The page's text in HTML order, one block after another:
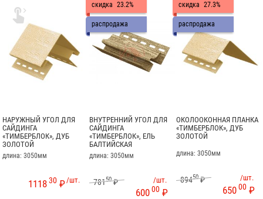
НАРУЖНЫЙ УГОЛ ДЛЯ
САЙДИНГА
«ТИМБЕРБЛОК», ДУБ
ЗОЛОТОЙ
длина: 3050мм
/шт.
111830 ₽
скидка 23.2%
распродажа
ВНУТРЕННИЙ УГОЛ ДЛЯ
САЙДИНГА
«ТИМБЕРБЛОК», ЕЛЬ
БАЛТИЙСКАЯ
длина: 3050мм
78150₽ /шт.
60000 ₽
скидка 27.3%
распродажа
ОКОЛООКОННАЯ ПЛАНКА
«ТИМБЕРБЛОК», ДУБ
ЗОЛОТОЙ
длина: 3050мм
89450₽ /шт.
65000 ₽
